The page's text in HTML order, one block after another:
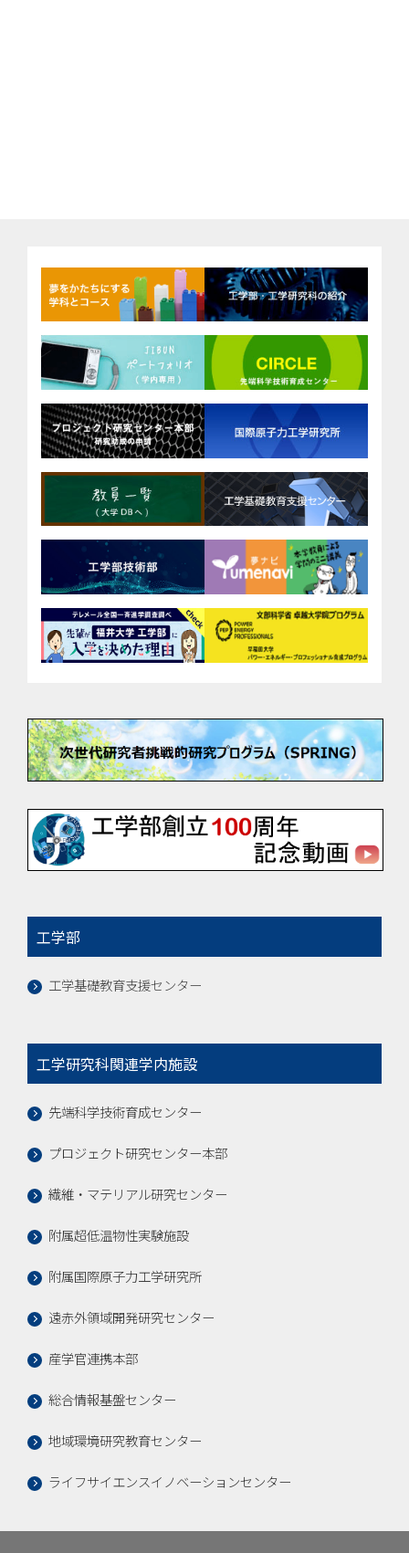
工学部
工学基礎教育支援センター
工学研究科関連学内施設
先端科学技術育成センター
プロジェクト研究センター本部
繊維・マテリアル研究センター
附属超低温物性実験施設
附属国際原子力工学研究所
遠赤外領域開発研究センター
産学官連携本部
総合情報基盤センター
地域環境研究教育センター
ライフサイエンスイノベーションセンター